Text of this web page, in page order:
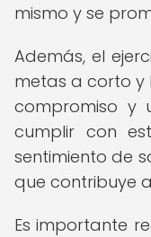
mismo y se
Además, el
metas a corto y
compromiso y
cumplir con
sentimiento de
que contribuye
Es importante